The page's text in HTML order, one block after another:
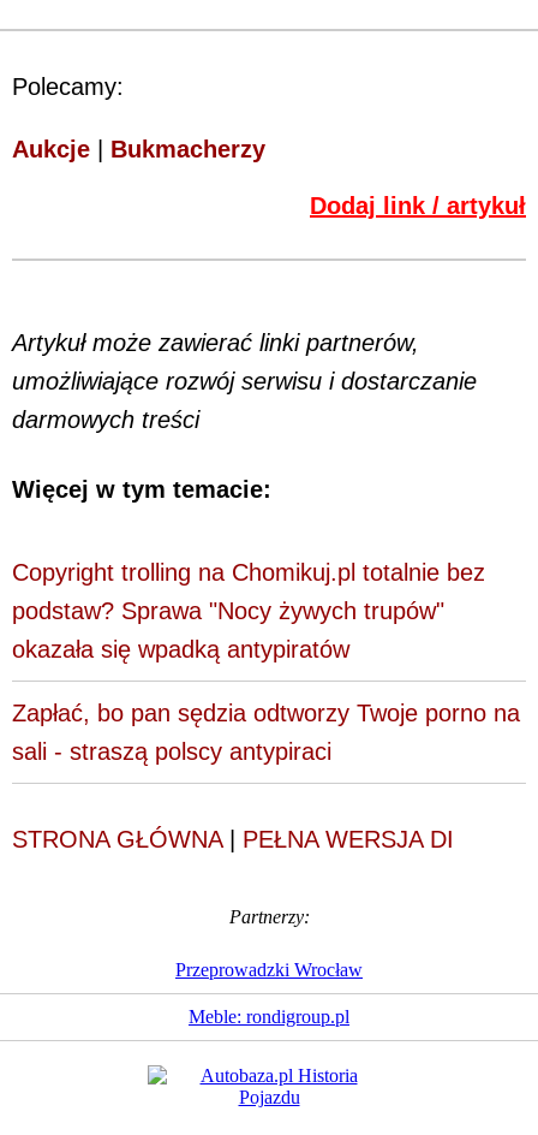
Polecamy:
Aukcje Bukmacherzy
Dodaj link / artykuł
Artykuł może zawierać linki partnerów,
umożliwiające rozwój serwisu i dostarczanie
darmowych treści
Więcej w tym temacie:
Copyright trolling na Chomikuj.pl totalnie bez
podstaw? Sprawa "Nocy żywych trupów"
okazała się wpadką antypiratów
Zapłać, bo pan sędzia odtworzy Twoje porno na
sali - straszą polscy antypiraci
STRONA GŁÓWNA| PEŁNA WERSJA DI
Partnerzy:
Przeprowadzki Wrocław
Meble: rondigroup.pl